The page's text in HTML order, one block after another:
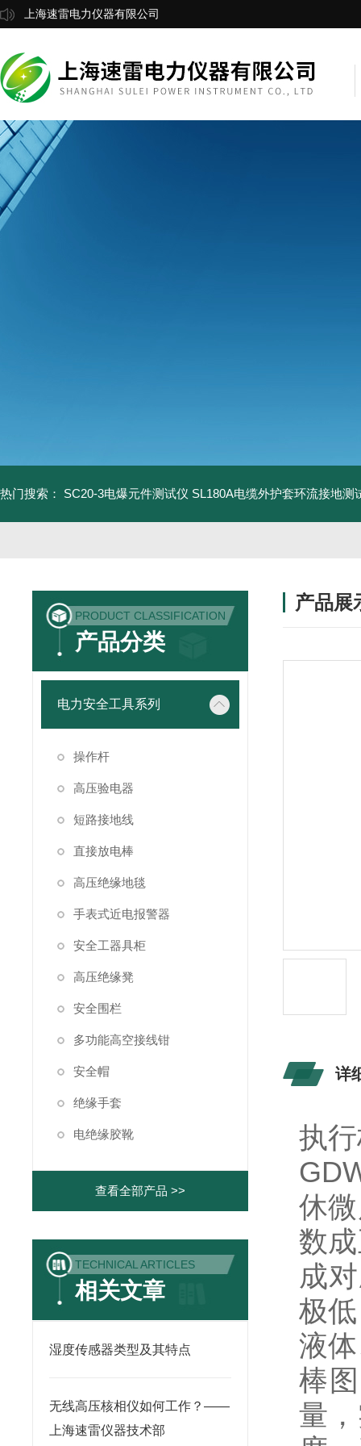
上海速雷电力仪器有限公司
热门搜索： SC20-3电爆元件测试仪 SL180A电缆外护套环流接地测
PRODUCT CLASSIFICATION
产品分类
电力安全工具系列
操作杆
高压验电器
短路接地线
直接放电棒
高压绝缘地毯
手表式近电报警器
安全工器具柜
高压绝缘凳
安全围栏
多功能高空接线钳
安全帽
绝缘手套
电绝缘胶靴
查看全部产品 >>
TECHNICAL ARTICLES
相关文章
湿度传感器类型及其特点
无线高压核相仪如何工作？——
上海速雷仪器技术部
产品展
详
执
休
数
成
极
液
棒
量